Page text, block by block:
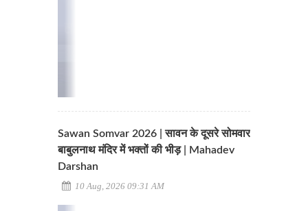
Sawan Somvar 2026 | सावन के दूसरे सोमवार
बाबुलनाथ मंदिर में भक्तों की भीड़ | Mahadev
Darshan
10 Aug, 2026 09:31 AM